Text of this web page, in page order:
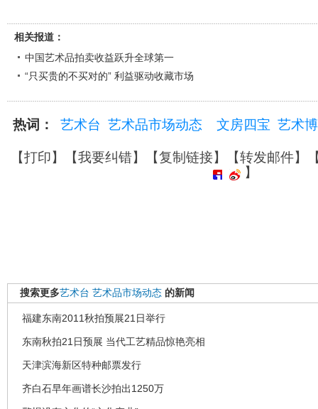
相关报道：
中国艺术品拍卖收益跃升全球第一
“只买贵的不买对的” 利益驱动收藏市场
热词： 艺术台 艺术品市场动态 文房四宝 艺术
【打印】【我要纠错】【复制链接】【转发邮件】
】
搜索更多艺术台 艺术品市场动态 的新闻
福建东南2011秋拍预展21日举行
东南秋拍21日预展 当代工艺精品惊艳亮相
天津滨海新区特种邮票发行
齐白石早年画谱长沙拍出1250万